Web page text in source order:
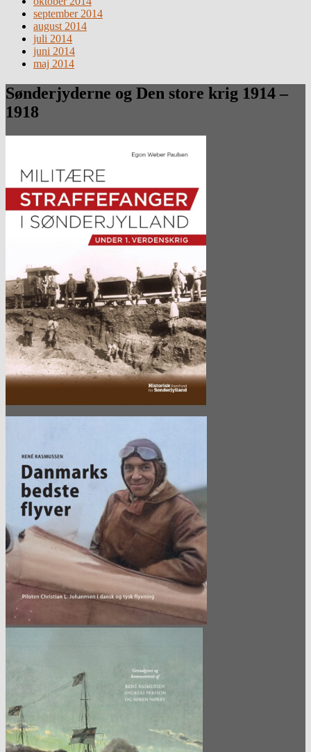
september 2014
august 2014
juli 2014
juni 2014
maj 2014
Sønderjyderne og Den store krig 1914 –
1918